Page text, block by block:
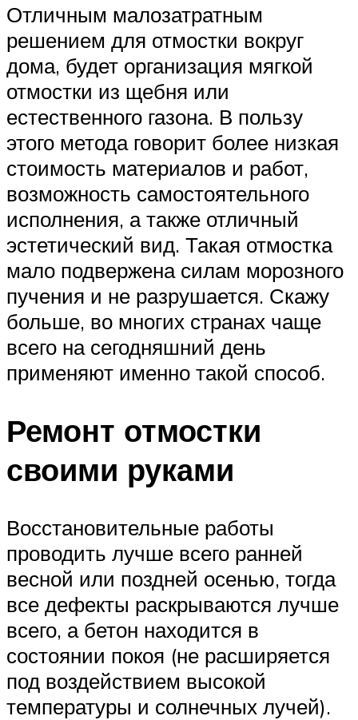
Отличным малозатратным
решением для отмостки вокруг
дома, будет организация мягкой
отмостки из щебня или
естественного газона. В пользу
этого метода говорит более низкая
стоимость материалов и работ,
возможность самостоятельного
исполнения, а также отличный
эстетический вид. Такая отмостка
мало подвержена силам морозного
пучения и не разрушается. Скажу
больше, во многих странах чаще
всего на сегодняшний день
применяют именно такой способ.
Ремонт отмостки
своими руками
Восстановительные работы
проводить лучше всего ранней
весной или поздней осенью, тогда
все дефекты раскрываются лучше
всего, а бетон находится в
состоянии покоя (не расширяется
под воздействием высокой
температуры и солнечных лучей).